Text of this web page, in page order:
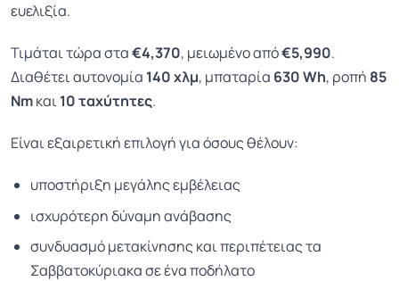
ευελιξία.
Τιμάται τώρα στα€4,370, μειωμένο από€5,990.
Διαθέτει αυτονομία 140 χλμ, μπαταρία 630 Wh, ροπή 85
Nmκαι 10 ταχύτητες.
Είναι εξαιρετική επιλογή για όσους θέλουν:
υποστήριξη μεγάλης εμβέλειας
ισχυρότερη δύναμη ανάβασης
συνδυασμό μετακίνησης και περιπέτειας τα
Σαββατοκύριακα σε ένα ποδήλατο